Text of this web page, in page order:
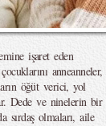
işaret eden
anneanneler,
öğüt verici, yol
Dede ve ninelerin bir
sırdaş olmaları, aile